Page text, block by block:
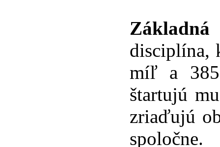
disciplína,
míľ a 385
štartujú
zriaďujú
spoločne.